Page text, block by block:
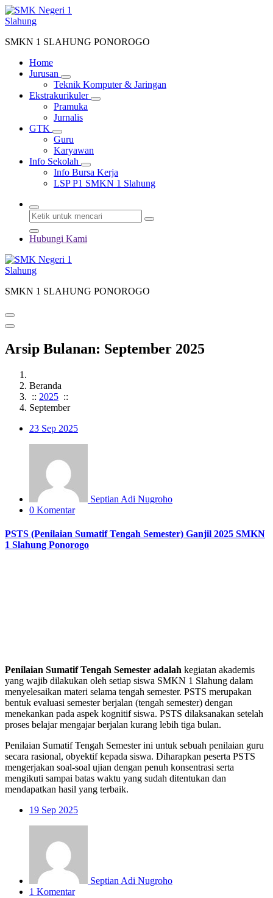
Lewati
ke
SMKN 1 SLAHUNG PONOROGO
Home
Jurusan
Teknik Komputer & Jaringan
Ekstrakurikuler
Pramuka
Jurnalis
GTK
Guru
Karyawan
Info Sekolah
Info Bursa Kerja
LSP P1 SMKN 1 Slahung
Hubungi Kami
SMKN 1 SLAHUNG PONOROGO
Arsip Bulanan: September 2025
Beranda
:: 2025 ::
September
23 Sep 2025
Septian Adi Nugroho
0 Komentar
PSTS (Penilaian Sumatif Tengah Semester) Ganjil 2025 SMKN
1 Slahung Ponorogo
Penilaian Sumatif Tengah Semester adalah kegiatan akademis
yang wajib dilakukan oleh setiap siswa SMKN 1 Slahung dalam
menyelesaikan materi selama tengah semester. PSTS merupakan
bentuk evaluasi semester berjalan (tengah semester) dengan
menekankan pada aspek kognitif siswa. PSTS dilaksanakan setelah
proses belajar mengajar berjalan kurang lebih tiga bulan.
Penilaian Sumatif Tengah Semester ini untuk sebuah penilaian guru
secara rasional, obyektif kepada siswa. Diharapkan peserta PSTS
mengerjakan soal-soal ujian dengan penuh konsentrasi serta
mengikuti sampai batas waktu yang sudah ditentukan dan
mendapatkan hasil yang terbaik.
19 Sep 2025
Septian Adi Nugroho
1 Komentar